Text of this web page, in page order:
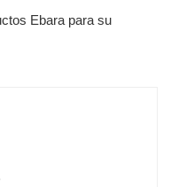
Ebara para su